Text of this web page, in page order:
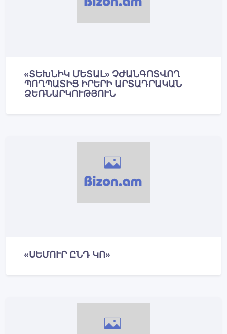
«ՏԵԽՆԻԿ ՄԵՏԱԼ» ՉԺԱՆԳՈՏՎՈՂ
ՊՈՂՊԱՏԻՑ ԻՐԵՐԻ ԱՐՏԱԴՐԱԿԱՆ
ՁԵՌՆԱՐԿՈՒԹՅՈՒՆ
«ՍԵՄՈՒՐ ԸՆԴ ԿՈ»